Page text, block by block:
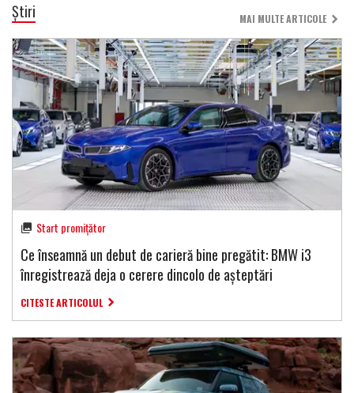
Știri MAI MULTE ARTICOLE
Start promițător
Ce înseamnă un debut de carieră bine pregătit: BMW i3
înregistrează deja o cerere dincolo de așteptări
CITESTE ARTICOLUL